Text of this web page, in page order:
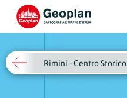
Rimini - Centro Storico